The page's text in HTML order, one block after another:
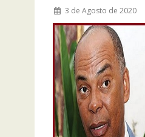
3 de Agosto de 2020